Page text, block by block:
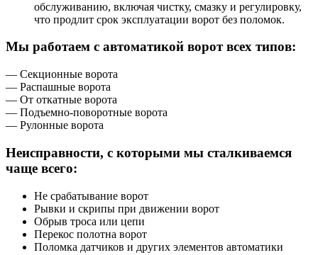
обслуживанию, включая чистку, смазку и регулировку,
что продлит срок эксплуатации ворот без поломок.
Мы работаем с автоматикой ворот всех типов:
— Секционные ворота
— Распашные ворота
— От откатные ворота
— Подъемно-поворотные ворота
— Рулонные ворота
Неисправности, с которыми мы сталкиваемся
чаще всего:
Не срабатывание ворот
Рывки и скрипы при движении ворот
Обрыв троса или цепи
Перекос полотна ворот
Поломка датчиков и других элементов автоматики